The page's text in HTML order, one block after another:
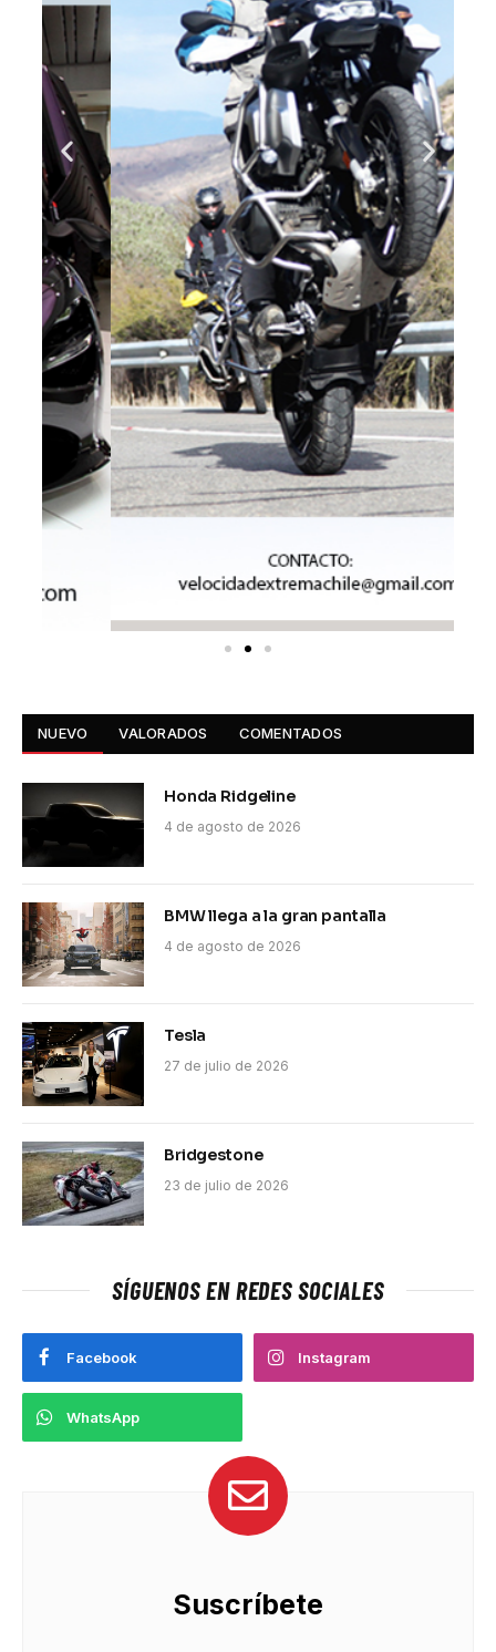
NUEVO VALORADOS COMENTADOS
Honda Ridgeline
4 de agosto de 2026
BMW llega a la gran pantalla
4 de agosto de 2026
Tesla
27 de julio de 2026
Bridgestone
23 de julio de 2026
SÍGUENOS EN REDES SOCIALES
Facebook Instagram
WhatsApp
Suscríbete